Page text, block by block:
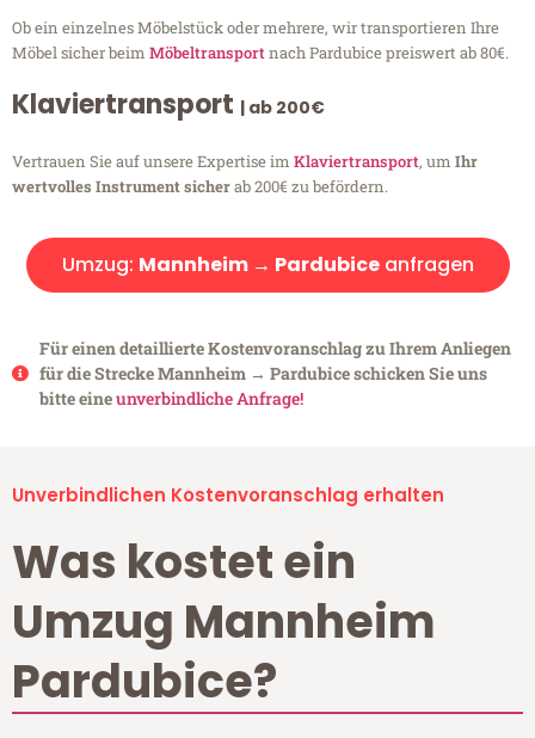
Ob ein einzelnes Möbelstück oder mehrere, wir transportieren Ihre
Möbel sicher beim Möbeltransportnach Pardubice preiswert ab 80€.
Klaviertransport | ab 200€
Vertrauen Sie auf unsere Expertise im Klaviertransport, um Ihr
wertvolles Instrument sicherab 200€ zu befördern.
Umzug: Mannheim → Pardubiceanfragen
Für einen detaillierte Kostenvoranschlag zu Ihrem Anliegen
für die Strecke Mannheim → Pardubice schicken Sie uns
bitte eineunverbindliche Anfrage!
Unverbindlichen Kostenvoranschlag erhalten
Was kostet ein
Umzug Mannheim
Pardubice?